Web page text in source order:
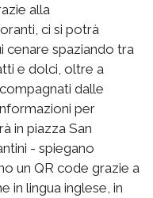
alla
ci si potrà
cenare spaziando tra
e dolci, oltre a
dalle
per
in piazza San
- spiegano
un QR code grazie a
in lingua inglese, in